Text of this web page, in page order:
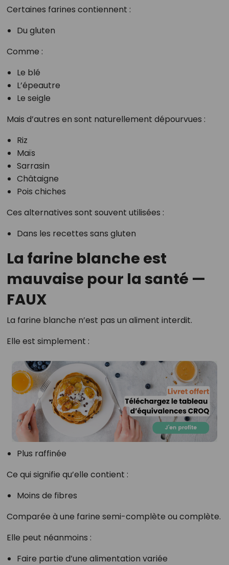
Certaines farines contiennent :
Du gluten
Comme :
Le blé
L’épeautre
Le seigle
Mais d’autres en sont naturellement dépourvues :
Riz
Maïs
Sarrasin
Châtaigne
Pois chiches
Ces alternatives sont souvent utilisées :
Dans les recettes sans gluten
La farine blanche est
mauvaise pour la santé —
FAUX
La farine blanche n’est pas un aliment interdit.
Elle est simplement :
Plus raffinée
Ce qui signifie qu’elle contient :
Moins de fibres
Comparée à une farine semi-complète ou complète.
Elle peut néanmoins :
Faire partie d’une alimentation variée